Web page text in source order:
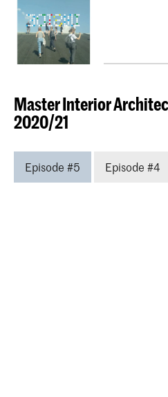
Master Interior
2020/21
Episode #5 Episode #4